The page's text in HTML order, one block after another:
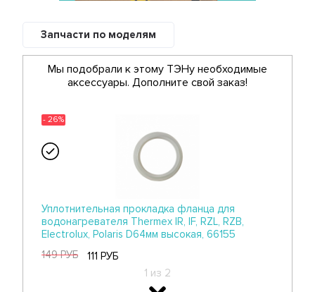
Запчасти по моделям
Мы подобрали к этому ТЭНу необходимые
аксессуары. Дополните свой заказ!
- 26%
Уплотнительная прокладка фланца для
водонагревателя Thermex IR, IF, RZL, RZB,
Electrolux, Polaris D64мм высокая, 66155
149 РУБ
111 РУБ
1 из 2